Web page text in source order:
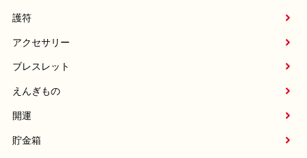
護符
アクセサリー
ブレスレット
えんぎもの
開運
貯金箱